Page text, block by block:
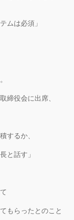
ムは必須」
締役会に出席、
するか、
と話す」
もらったとのこと